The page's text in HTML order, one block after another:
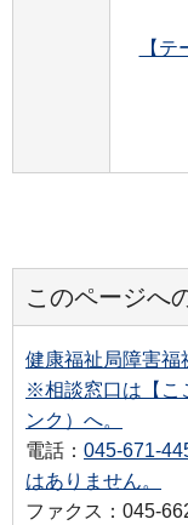
【
このページへ
健康福祉局障害
※相談窓口は【こ
ンク）へ。
電話： 045-671-
はありません。
ファクス：045-